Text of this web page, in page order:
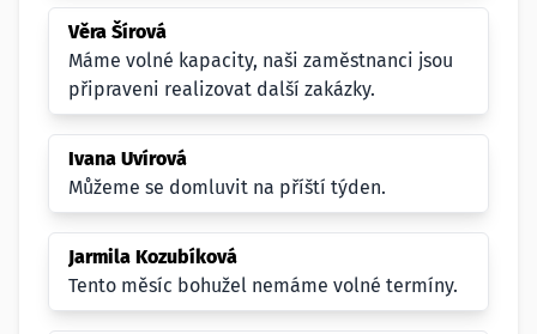
Věra Šírová
Máme volné kapacity, naši zaměstnanci jsou
připraveni realizovat další zakázky.
Ivana Uvírová
Můžeme se domluvit na příští týden.
Jarmila Kozubíková
Tento měsíc bohužel nemáme volné termíny.